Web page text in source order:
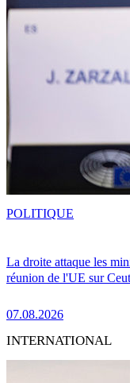
La droite attaque les
réunion de l'UE sur
07.08.2026
POLITIQUE
INTERNATIONAL